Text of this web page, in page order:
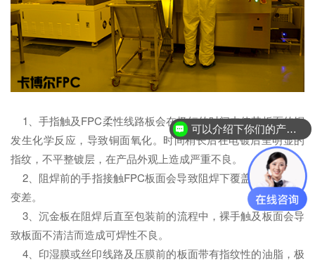
1、手指触及FPC柔性线路板会在极短的时间内使其板面的铜
发生化学反应，导致铜面氧化。时间稍长后在电镀后呈明显的
指纹，不平整镀层，在产品外观上造成严重不良。
2、阻焊前的手指接触FPC板面会导致阻焊下覆盖膜的附着性
变差。
3、沉金板在阻焊后直至包装前的流程中，裸手触及板面会导
致板面不清洁而造成可焊性不良。
4、印湿膜或丝印线路及压膜前的板面带有指纹性的油脂，极
可以介绍下你们的产品么？